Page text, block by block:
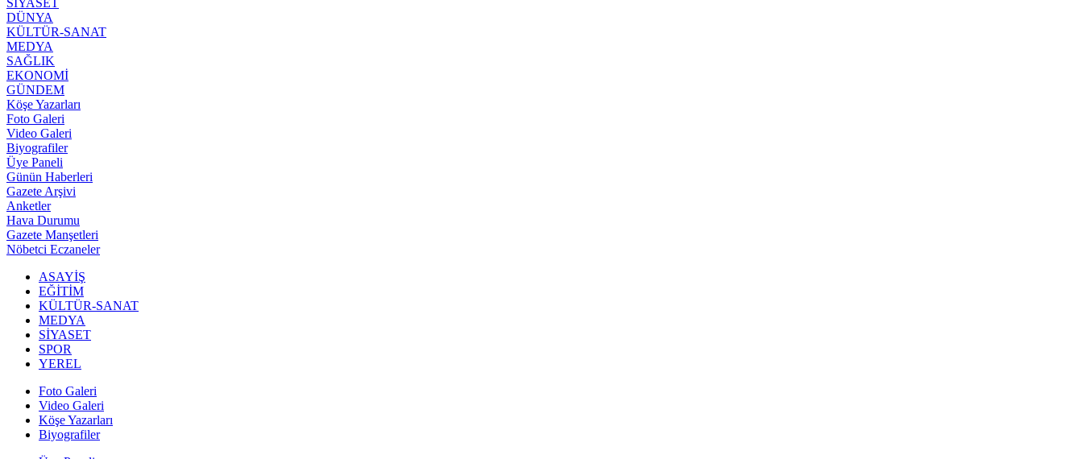
DÜNYA
KÜLTÜR-SANAT
MEDYA
SAĞLIK
EKONOMİ
GÜNDEM
Köşe Yazarları
Foto Galeri
Video Galeri
Biyografiler
Üye Paneli
Günün Haberleri
Gazete Arşivi
Anketler
Hava Durumu
Gazete Manşetleri
Nöbetci Eczaneler
ASAYİŞ
EĞİTİM
KÜLTÜR-SANAT
MEDYA
SİYASET
SPOR
YEREL
Foto Galeri
Video Galeri
Köşe Yazarları
Biyografiler